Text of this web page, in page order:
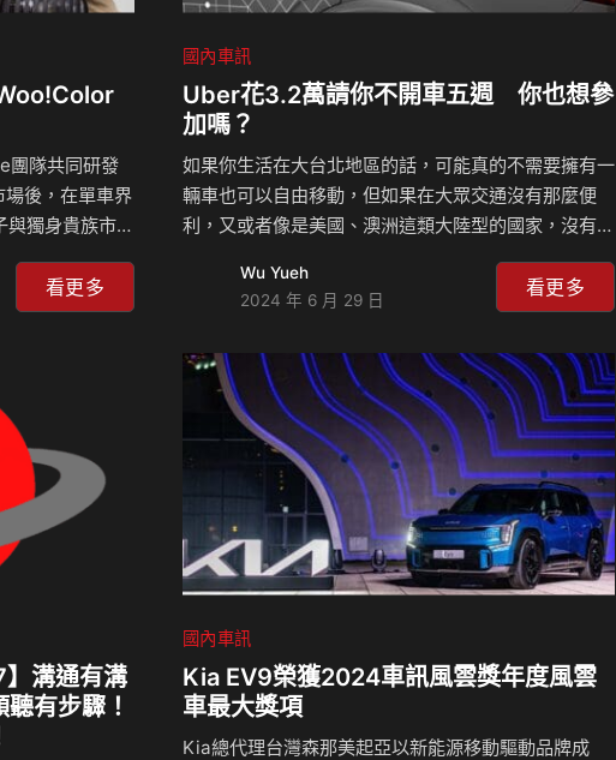
團隊共同研發
後，在單車界
獨身貴族市場
授權的
五種色彩風格，
白車款的經典
，在光影下隱
皮膜色的質
主兩種不同玩
沙漠黃…
看更多
國內車訊
Uber花3.2萬請你不開車五週 你也想參
加嗎？
如果你生活在大台北地區的話，可能真的不需要擁有一
輛車也可以自由移動，但如果在大眾交通沒有那麼便
利，又或者像是美國、澳洲這類大陸型的國家，沒有車
One Less Car實驗，他們將會給參與實驗的人一筆
錢，大約是新台幣3.2萬的金額請你放棄開車五個星
自己的車，希望藉此讓大家知道，其實不開車也是可以
自在生活。 Uber最近在北美推出了一個名為「One
Less Car」的實驗計劃，這項計畫主要是在鼓勵車主
放棄自行開車，改用其他交通方式，該計劃將開放175
名參與者報名，包括洛杉磯、芝加哥、華盛頓特區、邁
阿…
Wu Yueh
2024 年 6 月 29 日
看更多
】溝通有溝
有步驟！
國內車訊
Kia EV9榮獲2024車訊風雲獎年度風雲
車最大獎項
Kia總代理台灣森那美起亞以新能源移動驅動品牌成